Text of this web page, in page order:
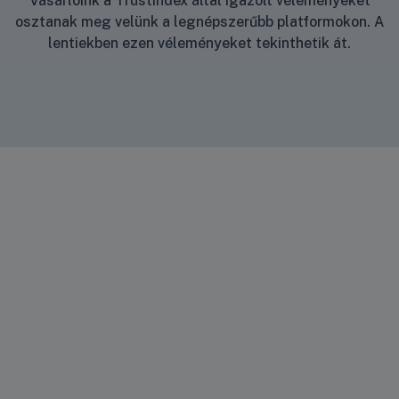
i
útmu
tató
osztanak meg velünk a legnépszerűbb platformokon. A
lentiekben ezen véleményeket tekinthetik át.